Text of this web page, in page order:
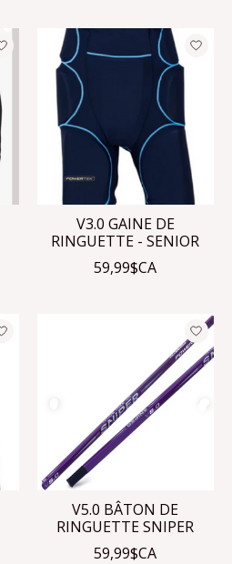
V3.0 GAINE DE
RINGUETTE - SENIOR
59,99$CA
V5.0 BÂTON DE
RINGUETTE SNIPER
59,99$CA